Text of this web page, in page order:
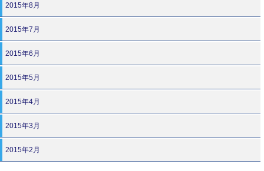
2015年8月
2015年7月
2015年6月
2015年5月
2015年4月
2015年3月
2015年2月